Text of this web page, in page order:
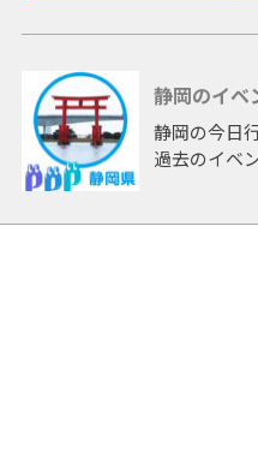
静岡のイベ
静岡の今日
過去のイベ